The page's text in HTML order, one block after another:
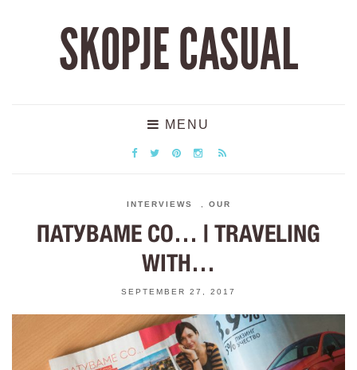
SKOPJE CASUAL
MENU
INTERVIEWS OUR
ПАТУВАМЕ СО… | TRAVELING
WITH…
SEPTEMBER 27, 2017